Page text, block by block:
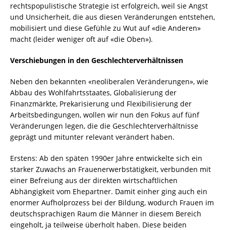
rechtspopulistische Strategie ist erfolgreich, weil sie Angst
und Unsicherheit, die aus diesen Veränderungen entstehen,
mobilisiert und diese Gefühle zu Wut auf «die Anderen»
macht (leider weniger oft auf «die Oben»).
Verschiebungen in den Geschlechterverhältnissen
Neben den bekannten «neoliberalen Veränderungen», wie
Abbau des Wohlfahrtsstaates, Globalisierung der
Finanzmärkte, Prekarisierung und Flexibilisierung der
Arbeitsbedingungen, wollen wir nun den Fokus auf fünf
Veränderungen legen, die die Geschlechterverhältnisse
geprägt und mitunter relevant verändert haben.
Erstens: Ab den späten 1990er Jahre entwickelte sich ein
starker Zuwachs an Frauenerwerbstätigkeit, verbunden mit
einer Befreiung aus der direkten wirtschaftlichen
Abhängigkeit vom Ehepartner. Damit einher ging auch ein
enormer Aufholprozess bei der Bildung, wodurch Frauen im
deutschsprachigen Raum die Männer in diesem Bereich
eingeholt, ja teilweise überholt haben. Diese beiden